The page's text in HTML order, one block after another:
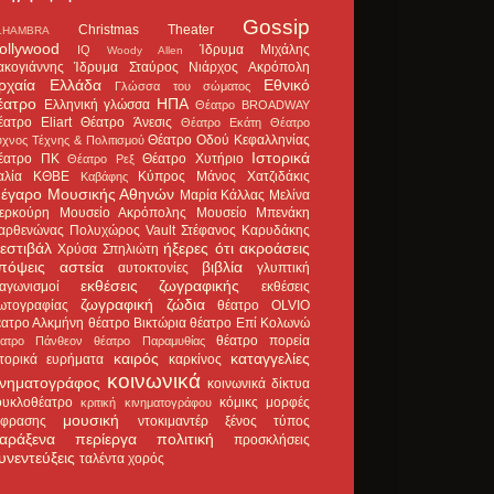
Christmas Theater Gossip
IQ Woody Allen
Ίδρυμα Μιχάλης
Ίδρυμα Σταύρος Νιάρχος Ακρόπολη
Ελλάδα Γλώσσα του σώματος
Εθνικό
Ελληνική γλώσσα ΗΠΑ Θέατρο BROADWAY
Eliart Θέατρο Άνεσις Θέατρο Εκάτη
Θέατρο
Τέχνης & Πολιτισμού Θέατρο Οδού Κεφαλληνίας
ΠΚ
Θέατρο Ρεξ Θέατρο Χυτήριο Ιστορικά
ΚΘΒΕ Καβάφης Κύπρος Μάνος Χατζιδάκις
Μουσικής Αθηνών Μαρία Κάλλας Μελίνα
Μουσείο Ακρόπολης
Μουσείο Μπενάκη
Πολυχώρος Vault Στέφανος Καρυδάκης
Χρύσα Σπηλιώτη ήξερες ότι ακροάσεις
αστεία αυτοκτονίες βιβλία
γλυπτική
εκθέσεις ζωγραφικής
εκθέσεις
ζωγραφική ζώδια
θέατρο OLVIO
Αλκμήνη θέατρο Βικτώρια θέατρο Επί Κολωνώ
Πάνθεον θέατρο Παραμυθίας
θέατρο πορεία
ευρήματα
καιρός καρκίνος
καταγγελίες
κοινωνικά κοινωνικά δίκτυα
κριτική κινηματογράφου κόμικς μορφές
μουσική ντοκιμαντέρ ξένος τύπος
περίεργα πολιτική προσκλήσεις
ταλέντα χορός